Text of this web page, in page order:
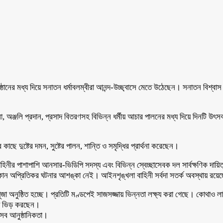
মধ্য দিয়ে সনাতন ধর্মাবলম্বীরা আনন্দ-উচ্ছ্বাসে মেতে উঠেছেন। সনাতন
প্রদান, প্রসাদ বিতরণসহ বিভিন্ন ধর্মীয় আচার পালনের মধ্য দিয়ে দিনটি
দুষ্টের দমন, সুষ্টের পালন, শান্তি ও সমৃদ্ধির প্রার্থনা করেছেন।
পাশাপাশি আনসার-ভিডিপি সদস্য এবং বিভিন্ন স্বেচ্ছাসেবক দল সার্বক্ষণিক
অপ্রিতিকর ঘটনার আশঙ্কা নেই। আইনশৃঙ্খলা বাহিনী সর্বদা সতর্ক অবস্থায়
অনুষ্ঠিত হচ্ছে। প্রতিটি মণ্ডপেই সাজসজ্জায় ভিন্নতা লক্ষ্য করা গেছে। কোথাও
ভিড় করছেন।
আনুষ্ঠানিকতা।